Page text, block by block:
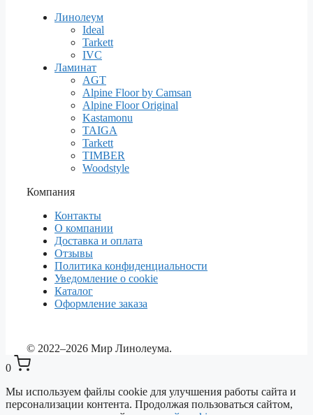
Линолеум
Ideal
Tarkett
IVC
Ламинат
AGT
Alpine Floor by Camsan
Alpine Floor Original
Kastamonu
TAIGA
Tarkett
TIMBER
Woodstyle
Компания
Контакты
О компании
Доставка и оплата
Отзывы
Политика конфиденциальности
Уведомление о cookie
Каталог
Оформление заказа
© 2022–2026 Мир Линолеума.
0
Мы используем файлы cookie для улучшения работы сайта и
персонализации контента. Продолжая пользоваться сайтом,